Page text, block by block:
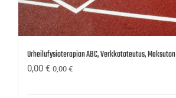
Urheilufysioterapian ABC, Verkkototeutus, Maksuton
0,00 € 0,00 €